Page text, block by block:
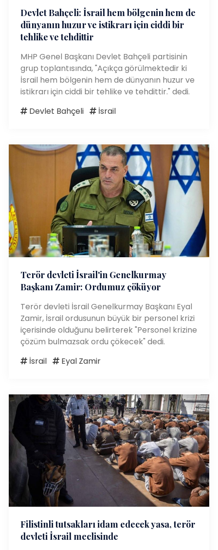
Devlet Bahçeli: İsrail hem bölgenin hem de
dünyanın huzur ve istikrarı için ciddi bir
tehlike ve tehdittir
MHP Genel Başkanı Devlet Bahçeli partisinin
grup toplantısında, "Açıkça görülmektedir ki
İsrail hem bölgenin hem de dünyanın huzur ve
istikrarı için ciddi bir tehlike ve tehdittir." dedi.
Devlet Bahçeli
İsrail
Terör devleti İsrail'in Genelkurmay
Başkanı Zamir: Ordumuz çöküyor
Terör devleti İsrail Genelkurmay Başkanı Eyal
Zamir, İsrail ordusunun büyük bir personel krizi
içerisinde olduğunu belirterek "Personel krizine
çözüm bulmazsak ordu çökecek" dedi.
İsrail
Eyal Zamir
Filistinli tutsakları idam edecek yasa, terör
devleti İsrail meclisinde